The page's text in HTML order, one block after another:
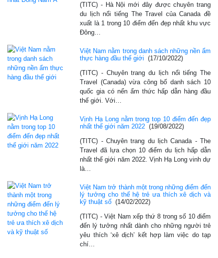
(TITC) - Hà Nội mới đây được chuyên trang
du lịch nổi tiếng The Travel của Canada đề
xuất là 1 trong 10 điểm đến đẹp nhất khu vực
Đông…
Việt Nam nằm trong danh sách những nền ẩm
thực hàng đầu thế giới
(17/10/2022)
(TITC) - Chuyên trang du lịch nổi tiếng The
Travel (Canada) vừa công bố danh sách 10
quốc gia có nển ẩm thức hấp dẫn hàng đầu
thế giới. Với…
Vịnh Hạ Long nằm trong top 10 điểm đến đẹp
nhất thế giới năm 2022 (19/08/2022)
(TITC) - Chuyên trang du lịch Canada - The
Travel đã lựa chọn 10 điểm du lịch hấp dẫn
nhất thế giới năm 2022. Vịnh Hạ Long vinh dự
là…
Việt Nam trở thành một trong những điểm đến
lý tưởng cho thế hệ trẻ ưa thích xê dịch và
kỹ thuật số (14/02/2022)
(TITC) - Việt Nam xếp thứ 8 trong số 10 điểm
đến lý tưởng nhất dành cho những người trẻ
yêu thích ‘xê dịch’ kết hợp làm việc do tạp
chí…